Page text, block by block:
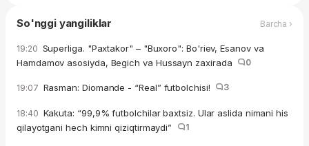
So'nggi yangiliklar Barcha ›
19:20 Superliga. "Paxtakor" – "Buxoro": Bo'riev, Esanov va
Hamdamov asosiyda, Begich va Hussayn zaxirada
0
19:07 Rasman: Diomande - “Real” futbolchisi! 3
18:40 Kakuta: “99,9% futbolchilar baxtsiz. Ular aslida nimani his
qilayotgani hech kimni qiziqtirmaydi”
1